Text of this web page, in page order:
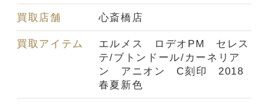
買取店舗 心斎橋店
買取アイテム
エルメス ロデオPM セレス
テ/ブトンドール/カーネリア
ン アニオン C刻印 2018
春夏新色